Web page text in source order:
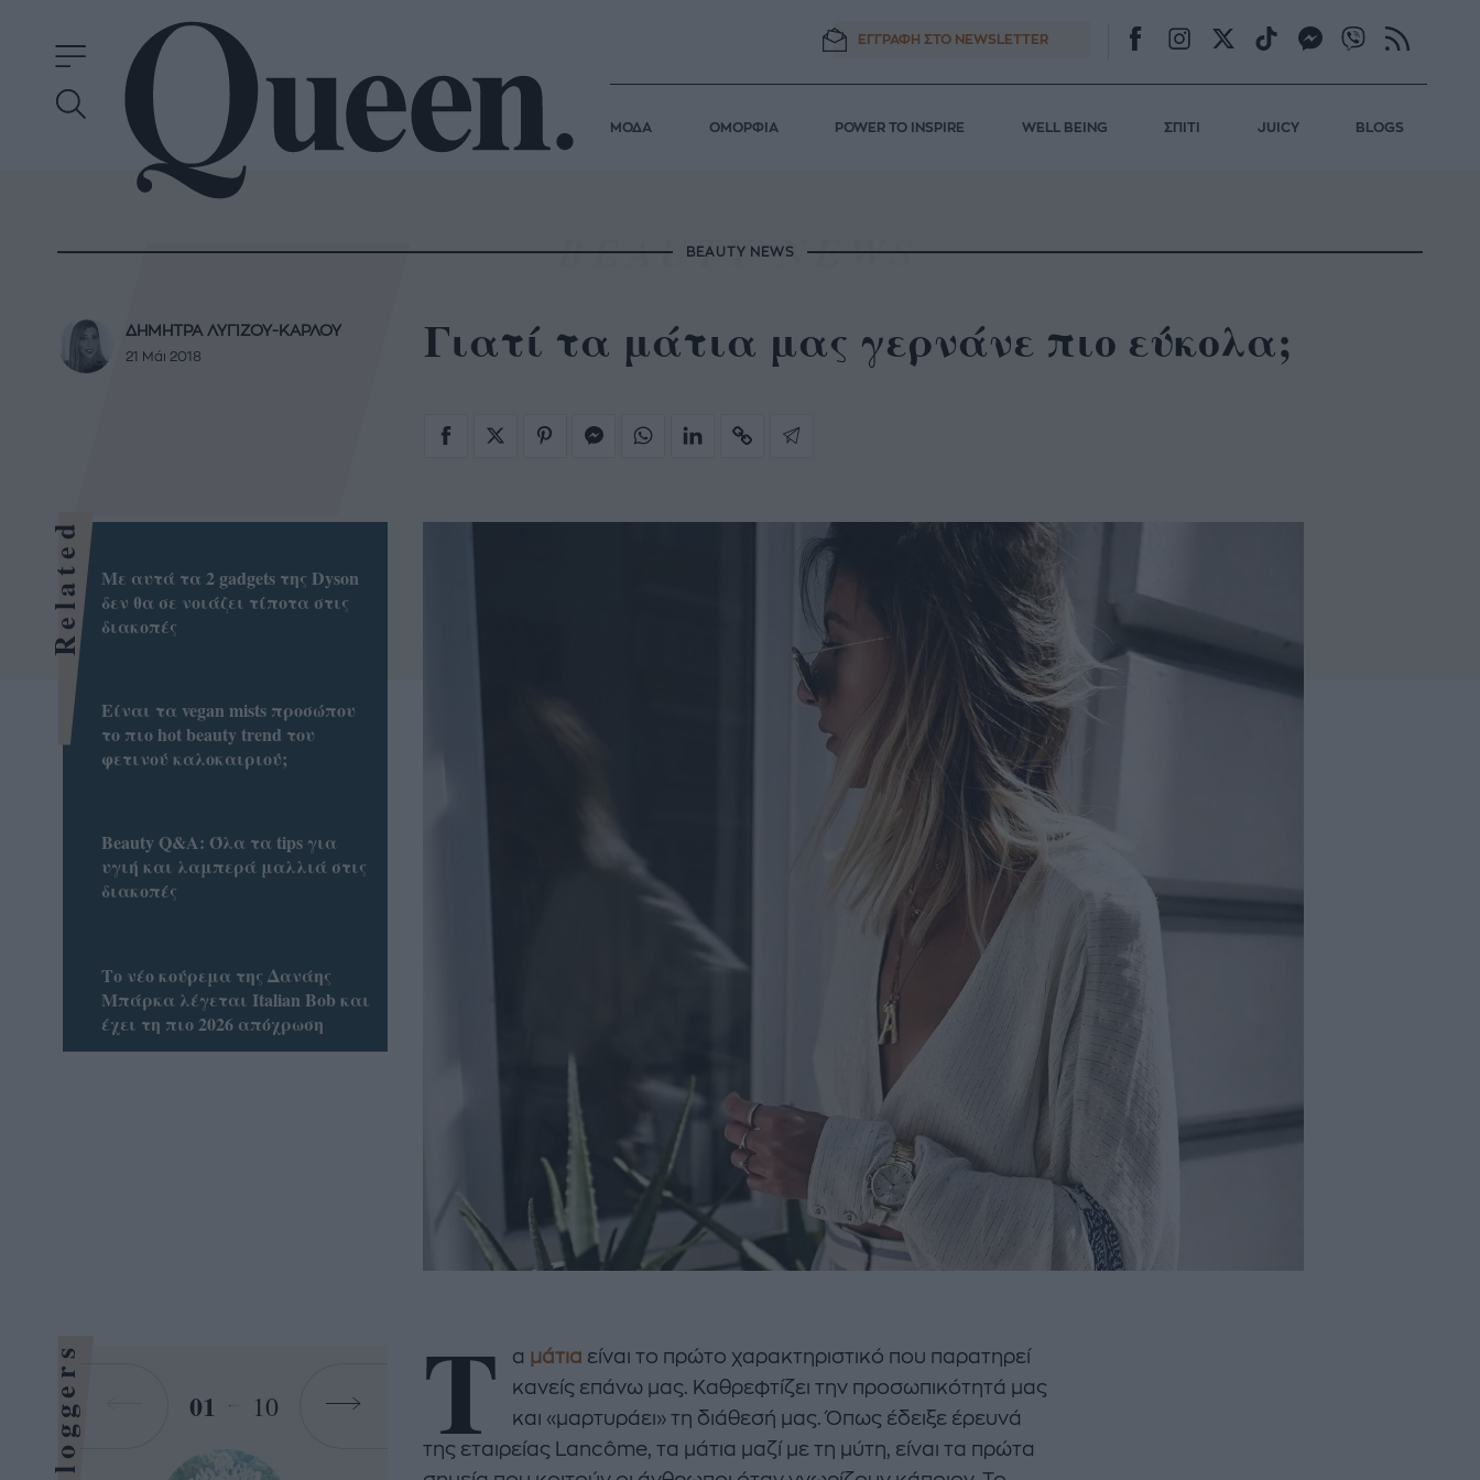
ΕΓΓΡΑΦΗ ΣΤΟ NEWSLETTER
ΜΟΔΑ ΟΜΟΡΦΙΑ POWER TO INSPIRE WELL BEING ΣΠΙΤΙ JUICY BLOGS
BEAUTY NEWS
Γιατί τα μάτια μας γερνάνε πιο εύκολα;
ΔΗΜΗΤΡΑ ΛΥΓΙΖΟΥ-ΚΑΡΛΟΥ
21 Μάι 2018
Τ α μάτια είναι το πρώτο χαρακτηριστικό που παρατηρεί
κανείς επάνω μας. Καθρεφτίζει την προσωπικότητά μας
και «μαρτυράει» τη διάθεσή μας. Όπως έδειξε έρευνά
της εταιρείας Lancôme, τα μάτια μαζί με τη μύτη, είναι τα πρώτα
Related
Με αυτά τα 2 gadgets της Dyson
δεν θα σε νοιάζει τίποτα στις
διακοπές
Είναι τα vegan mists προσώπου
το πιο hot beauty trend του
φετινού καλοκαιριού;
Beauty Q&A: Όλα τα tips για
υγιή και λαμπερά μαλλιά στις
διακοπές
Το νέο κούρεμα της Δανάης
Μπάρκα λέγεται Italian Bob και
έχει τη πιο 2026 απόχρωση
Bloggers 01 10